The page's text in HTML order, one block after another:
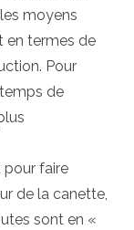
moyens
en termes de
Pour
de
pour faire
de la canette,
sont en «